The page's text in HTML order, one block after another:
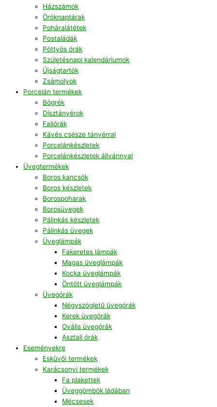
Házszámok
Öröknaptárak
Poháralátétek
Postaládák
Pöttyös órák
Születésnapi kalendáriumok
Újságtartók
Zsámolyok
Porcelán termékek
Bögrék
Dísztányérok
Faliórák
Kávés csésze tányérral
Porcelánkészletek
Porcelánkészletek állvánnyal
Üvegtermékek
Boros kancsók
Boros készletek
Borospoharak
Borosüvegek
Pálinkás készletek
Pálinkás üvegek
Üveglámpák
Fakeretes lámpák
Magas üveglámpák
Kocka üveglámpák
Öntött üveglámpák
Üvegórák
Négyszögletű üvegórák
Kerek üvegórák
Ovális üvegórák
Asztali órák
Eseményekre
Esküvői termékek
Karácsonyi termékek
Fa plakettek
Üveggömbök ládában
Mécsesek